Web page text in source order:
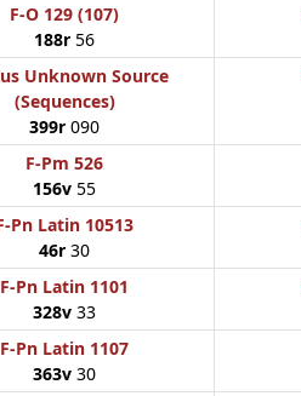
F-O 129 (107)
188r 56
Unknown Source
(Sequences)
399r 090
F-Pm 526
156v 55
Pn Latin 10513
46r 30
F-Pn Latin 1101
328v 33
F-Pn Latin 1107
363v 30